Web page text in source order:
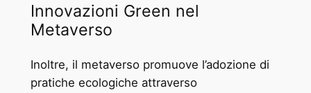
Innovazioni Green nel
Metaverso
Inoltre, il metaverso promuove l’adozione di
pratiche ecologiche attraverso